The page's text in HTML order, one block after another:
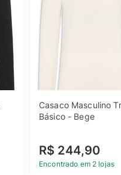
Casaco Masculino
Básico - Bege
R$ 244,90
Encontrado em 2 lojas